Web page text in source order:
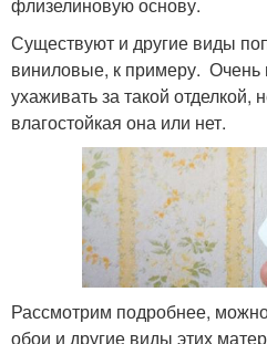
флизелиновую основу.
Существуют и другие виды
виниловые, к примеру. Очень
ухаживать за такой отделкой,
влагостойкая она или нет.
Рассмотрим подробнее,
обои и другие виды этих